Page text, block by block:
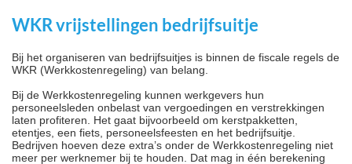
WKR vrijstellingen bedrijfsuitje
Bij het organiseren van bedrijfsuitjes is binnen de fiscale regels de
WKR (Werkkostenregeling) van belang.
Bij de Werkkostenregeling kunnen werkgevers hun
personeelsleden onbelast van vergoedingen en verstrekkingen
laten profiteren. Het gaat bijvoorbeeld om kerstpakketten,
etentjes, een fiets, personeelsfeesten en het bedrijfsuitje.
Bedrijven hoeven deze extra’s onder de Werkkostenregeling niet
meer per werknemer bij te houden. Dat mag in één berekening